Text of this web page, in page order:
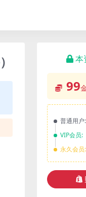
本
99
普通用户:
VIP会员:
永久会员: